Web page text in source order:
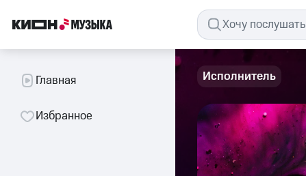
Главная
Избранное
Исполнитель